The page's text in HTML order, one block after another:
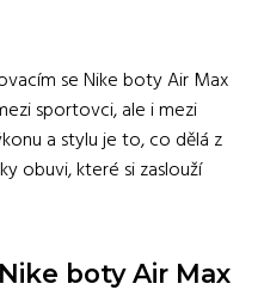
se Nike boty Air Max
sportovci, ale i mezi
a stylu je to, co dělá z
obuvi, které si zaslouží
boty Air Max